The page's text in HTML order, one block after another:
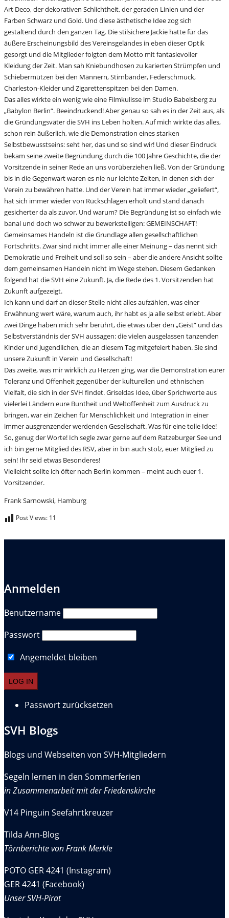
Art Deco, der dekorativen Schlichtheit, der geraden Linien und der
Farben Schwarz und Gold. Und diese ästhetische Idee zog sich
gestaltend durch den ganzen Tag. Die stilsichere Jackie hatte für das
äußere Erscheinungsbild des Vereinsgeländes in eben dieser Optik
gesorgt und die Mitglieder folgten dem Motto mit fantasievoller
Kleidung der Zeit. Man sah Kniebundhosen zu karierten Strümpfen und
Schiebermützen bei den Männern, Stirnbänder, Federschmuck,
Charleston-Kleider und Zigarettenspitzen bei den Damen.
Das alles wirkte ein wenig wie eine Filmkulisse im Studio Babelsberg zu
„Babylon Berlin“. Beeindruckend! Aber genau so sah es in der Zeit aus, als
die Gründungsväter die SVH ins Leben holten. Auf mich wirkte das alles,
schon rein äußerlich, wie die Demonstration eines starken
Selbstbewusstseins: seht her, das und so sind wir! Und dieser Eindruck
bekam seine zweite Begründung durch die 100 Jahre Geschichte, die der
Vorsitzende in seiner Rede an uns vorüberziehen ließ. Von der Gründung
bis in die Gegenwart waren es nie nur leichte Zeiten, in denen sich der
Verein zu bewähren hatte. Und der Verein hat immer wieder „geliefert“,
hat sich immer wieder von Rückschlägen erholt und stand danach
gesicherter da als zuvor. Und warum? Die Begründung ist so einfach wie
banal und doch wo schwer zu bewerkstelligen: GEMEINSCHAFT!
Gemeinsames Handeln ist die Grundlage allen gesellschaftlichen
Fortschritts. Zwar sind nicht immer alle einer Meinung – das nennt sich
Demokratie und Freiheit und soll so sein – aber die andere Ansicht sollte
dem gemeinsamen Handeln nicht im Wege stehen. Diesem Gedanken
folgend hat die SVH eine Zukunft. Ja, die Rede des 1. Vorsitzenden hat
Zukunft aufgezeigt.
Ich kann und darf an dieser Stelle nicht alles aufzählen, was einer
Erwähnung wert wäre, warum auch, ihr habt es ja alle selbst erlebt. Aber
zwei Dinge haben mich sehr berührt, die etwas über den „Geist“ und das
Selbstverständnis der SVH aussagen: die vielen ausgelassen tanzenden
Kinder und Jugendlichen, die an diesem Tag mitgefeiert haben. Sie sind
unsere Zukunft in Verein und Gesellschaft!
Das zweite, was mir wirklich zu Herzen ging, war die Demonstration eurer
Toleranz und Offenheit gegenüber der kulturellen und ethnischen
Vielfalt, die sich in der SVH findet. Griseldas Idee, über Sprichworte aus
vielerlei Ländern eure Buntheit und Weltoffenheit zum Ausdruck zu
bringen, war ein Zeichen für Menschlichkeit und Integration in einer
immer ausgrenzender werdenden Gesellschaft. Was für eine tolle Idee!
So, genug der Worte! Ich segle zwar gerne auf dem Ratzeburger See und
ich bin gerne Mitglied des RSV, aber in bin auch stolz, euer Mitglied zu
sein! Ihr seid etwas Besonderes!
Vielleicht sollte ich öfter nach Berlin kommen – meint auch euer 1.
Vorsitzender.
Frank Sarnowski, Hamburg
Post Views: 11
Anmelden
Benutzername
Passwort
Angemeldet bleiben
Passwort zurücksetzen
SVH Blogs
Blogs und Webseiten von SVH-Mitgliedern
Segeln lernen in den Sommerferien
in Zusammenarbeit mit der Friedenskirche
V14 Pinguin Seefahrtkreuzer
Tilda Ann-Blog
Törnberichte von Frank Merkle
POTO GER 4241 (Instagram)
GER 4241 (Facebook)
Unser SVH-Pirat